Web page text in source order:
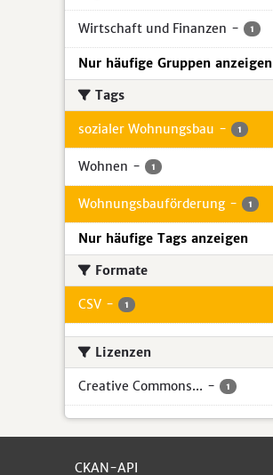
Wirtschaft und Finanzen - 1
Nur häufige Gruppen anzeigen
Tags
sozialer Wohnungsbau - 1
Wohnen - 1
Wohnungsbauförderung - 1
Nur häufige Tags anzeigen
Formate
CSV - 1
Lizenzen
Creative Commons... - 1
CKAN-API